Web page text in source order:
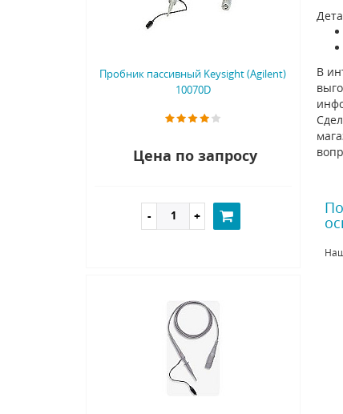
Пробник пассивный Keysight (Agilent)
10070D
Цена по запросу
В